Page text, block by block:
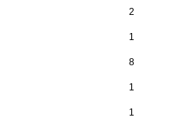
2
1
8
1
1